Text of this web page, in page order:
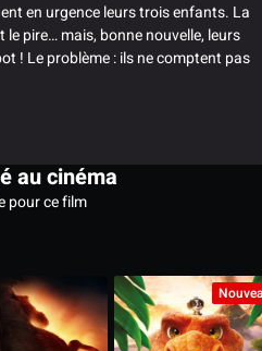
en urgence leurs trois enfants. La
pire… mais, bonne nouvelle, leurs
! Le problème : ils ne comptent pas
au cinéma
pour ce film